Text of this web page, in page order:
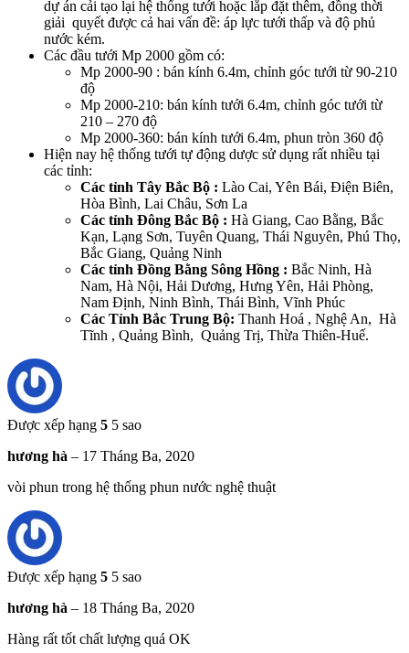
dự án cải tạo lại hệ thống tưới hoặc lắp đặt thêm, đồng thời
giải quyết được cả hai vấn đề: áp lực tưới thấp và độ phủ
nước kém.
Các đầu tưới Mp 2000 gồm có:
Mp 2000-90 : bán kính 6.4m, chỉnh góc tưới từ 90-210
độ
Mp 2000-210: bán kính tưới 6.4m, chỉnh góc tưới từ
210 – 270 độ
Mp 2000-360: bán kính tưới 6.4m, phun tròn 360 độ
Hiện nay hệ thống tưới tự động dược sử dụng rất nhiều tại
các tỉnh:
Các tỉnh Tây Bắc Bộ : Lào Cai, Yên Bái, Điện Biên,
Hòa Bình, Lai Châu, Sơn La
Các tỉnh Đông Bắc Bộ : Hà Giang, Cao Bằng, Bắc
Kạn, Lạng Sơn, Tuyên Quang, Thái Nguyên, Phú Thọ,
Bắc Giang, Quảng Ninh
Các tỉnh Đồng Bằng Sông Hồng : Bắc Ninh, Hà
Nam, Hà Nội, Hải Dương, Hưng Yên, Hải Phòng,
Nam Định, Ninh Bình, Thái Bình, Vĩnh Phúc
Các Tỉnh Bắc Trung Bộ: Thanh Hoá , Nghệ An, Hà
Tĩnh , Quảng Bình, Quảng Trị, Thừa Thiên-Huế.
Được xếp hạng 5 5 sao
hương hà – 17 Tháng Ba, 2020
vòi phun trong hệ thống phun nước nghệ thuật
Được xếp hạng 5 5 sao
hương hà – 18 Tháng Ba, 2020
Hàng rất tốt chất lượng quá OK